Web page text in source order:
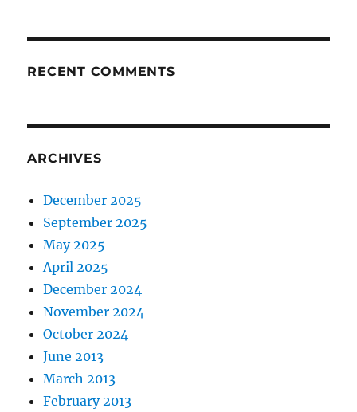
RECENT COMMENTS
ARCHIVES
December 2025
September 2025
May 2025
April 2025
December 2024
November 2024
October 2024
June 2013
March 2013
February 2013